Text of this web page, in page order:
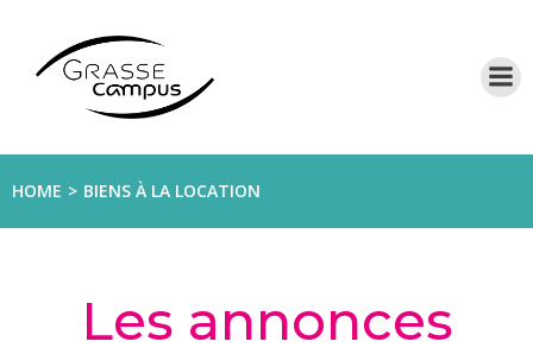
HOME BIENS À LA LOCATION
Les annonces